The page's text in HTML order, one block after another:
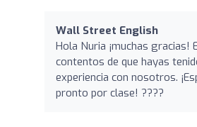
Wall Street English
Hola Nuria ¡muchas gracias!
contentos de que hayas
experiencia con nosotros.
pronto por clase! ????